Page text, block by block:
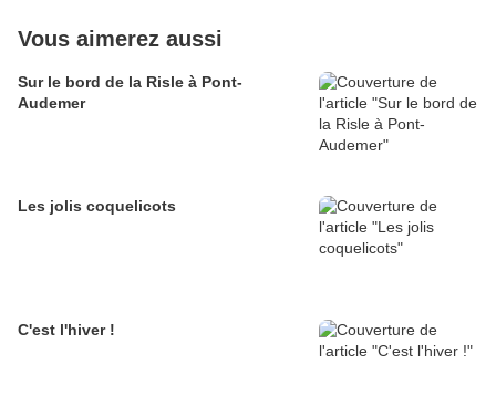
Vous aimerez aussi
Sur le bord de la Risle à Pont-
Audemer
Les jolis coquelicots
C'est l'hiver !